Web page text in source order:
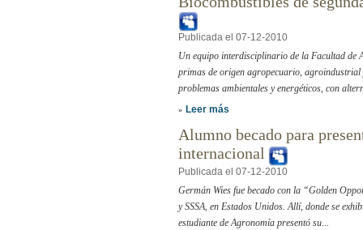
Publicada el 07-12-2010
Un equipo interdisciplinario de la Facultad de
primas de origen agropecuario,
problemas ambientales y energéticos, con
» Leer más
Alumno becado para
internacional
Publicada el 07-12-2010
Germán Wies fue becado con la “Golden
y SSSA, en Estados Unidos. Allí, donde se
estudiante de Agronomía presentó su...